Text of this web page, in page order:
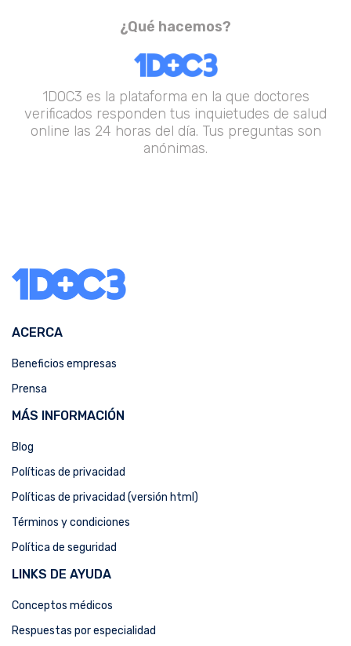
¿Qué hacemos?
1DOC3 es la plataforma en la que doctores
verificados responden tus inquietudes de salud
online las 24 horas del día. Tus preguntas son
anónimas.
ACERCA
Beneficios empresas
Prensa
MÁS INFORMACIÓN
Blog
Políticas de privacidad
Políticas de privacidad (versión html)
Términos y condiciones
Política de seguridad
LINKS DE AYUDA
Conceptos médicos
Respuestas por especialidad